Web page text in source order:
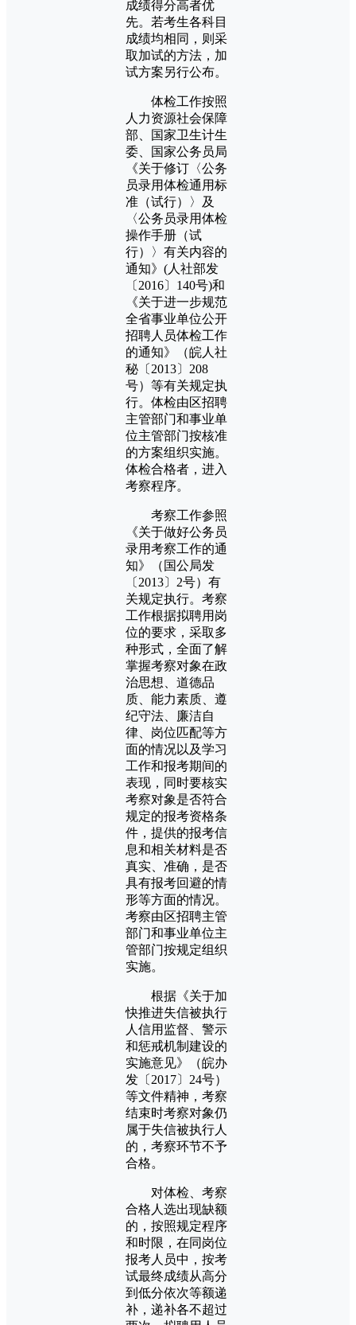
成绩得分高者优
先。若考生各科目
成绩均相同，则采
取加试的方法，加
试方案另行公布。
体检工作按照
人力资源社会保障
部、国家卫生计生
委、国家公务员局
《关于修订〈公务
员录用体检通用标
准（试行）〉及
〈公务员录用体检
操作手册（试
行）〉有关内容的
通知》(人社部发
〔2016〕140号)和
《关于进一步规范
全省事业单位公开
招聘人员体检工作
的通知》（皖人社
秘〔2013〕208
号）等有关规定执
行。体检由区招聘
主管部门和事业单
位主管部门按核准
的方案组织实施。
体检合格者，进入
考察程序。
考察工作参照
《关于做好公务员
录用考察工作的通
知》（国公局发
〔2013〕2号）有
关规定执行。考察
工作根据拟聘用岗
位的要求，采取多
种形式，全面了解
掌握考察对象在政
治思想、道德品
质、能力素质、遵
纪守法、廉洁自
律、岗位匹配等方
面的情况以及学习
工作和报考期间的
表现，同时要核实
考察对象是否符合
规定的报考资格条
件，提供的报考信
息和相关材料是否
真实、准确，是否
具有报考回避的情
形等方面的情况。
考察由区招聘主管
部门和事业单位主
管部门按规定组织
实施。
根据《关于加
快推进失信被执行
人信用监督、警示
和惩戒机制建设的
实施意见》（皖办
发〔2017〕24号）
等文件精神，考察
结束时考察对象仍
属于失信被执行人
的，考察环节不予
合格。
对体检、考察
合格人选出现缺额
的，按照规定程序
和时限，在同岗位
报考人员中，按考
试最终成绩从高分
到低分依次等额递
补，递补各不超过